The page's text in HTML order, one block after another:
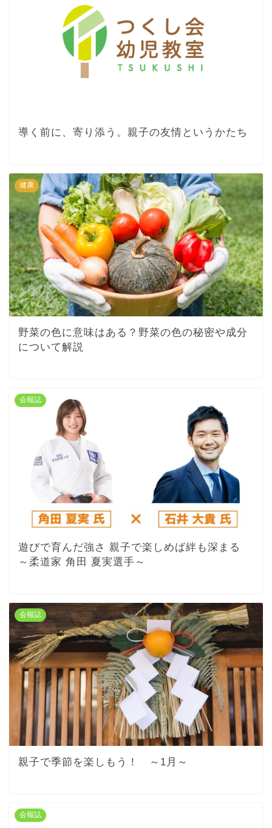
導く前に、寄り添う。親子の友情というかたち
健康
野菜の色に意味はある？野菜の色の秘密や成分
について解説
会報誌
遊びで育んだ強さ 親子で楽しめば絆も深まる
～柔道家 角田 夏実選手～
会報誌
親子で季節を楽しもう！ ～1月～
会報誌